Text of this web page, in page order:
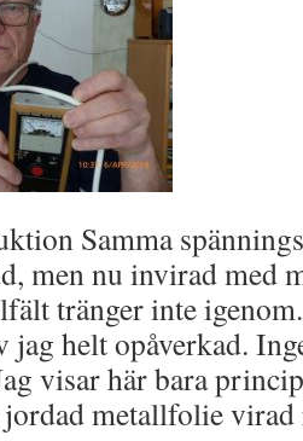
Samma
men nu invirad med
tränger inte
jag helt opåverkad.
visar här bara
metallfolie